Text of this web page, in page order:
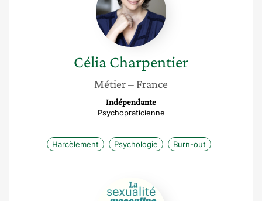
CéliaCharpentier
Métier– France
Indépendante
Psychopraticienne
Harcèlement Psychologie Burn-out
Céline
Causse